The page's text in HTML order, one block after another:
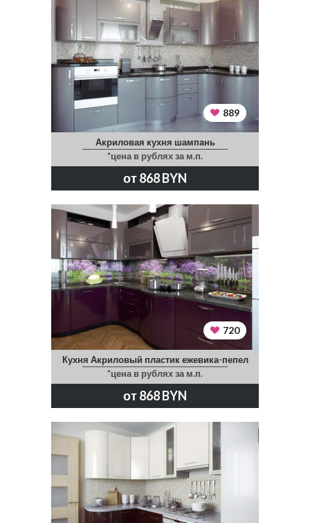
889
Акриловая кухня шампань
*цена в рублях за м.п.
от 868 BYN
720
Кухня Акриловый пластик ежевика-пепел
*цена в рублях за м.п.
от 868 BYN